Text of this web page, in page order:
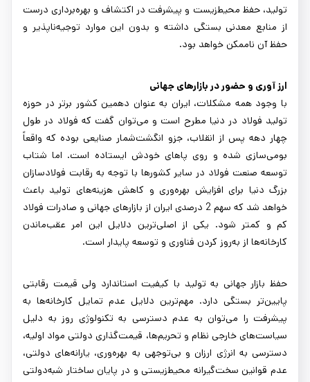
تولید، حفظ محیط‌زیست و پیشرفت در اکتشاف و بهره‌برداری درست
از منابع معدنی بستگی داشته و بدون این موارد توجیه‌ناپذیر و
حفظ آن ناممکن خواهد بود.
ارز آوری و حضور در بازارهای جهانی
با وجود همه مشکلات، ایران به عنوان دهمین کشور برتر در حوزه
تولید فولاد در دنیا مطرح است و می‌توان گفت که فولاد در طول
چهار دهه پس از انقلاب، جزو انگشت‌شمار صنایعی بوده که واقعاً
بومی‌سازی شده و روی پاهای خودش ایستاده است. اما شتاب
توسعه صنعت فولاد در سایر کشورها با توجه به رقابت فولادسازان
بزرگ دنیا برای افزایش بهره‌وری و کاهش هزینه‌های تولید باعث
خواهد شد که سهم 2 درصدی ایران از بازارهای جهانی و صادرات فولاد
کم و کمتر شود. یکی از اصلی‌ترین دلایل این امر عقب‌ماندن
کارخانه‌ها از به‌روز کردن فناوری و توسعه پایدار است.
حفظ بازار جهانی به تولید با کیفیت استاندارد ولی قیمت رقابتی
پایین‌تر بستگی دارد. مهم‌ترین دلایل عدم تمایل کارخانه‌ها به
پیشرفت را می‌توان به عدم دسترسی به تکنولوژی روز به دلیل
سیاست‌های خارجی نظام و تحریم‌ها، قیمت‌گذاری دولتی مواد اولیه،
دسترسی به انرژی ارزان و بی‌توجهی به بهره‌وری، یارانه‌های دولتی،
عدم قوانین سخت‌گیرانه محیط‌زیستی و در پایان ساختار شبه‌دولتی